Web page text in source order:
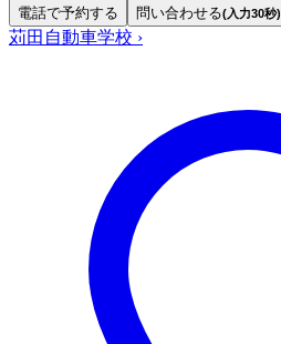
電話で予約する 問い合わせる(入力30秒)
苅田自動車学校 ›